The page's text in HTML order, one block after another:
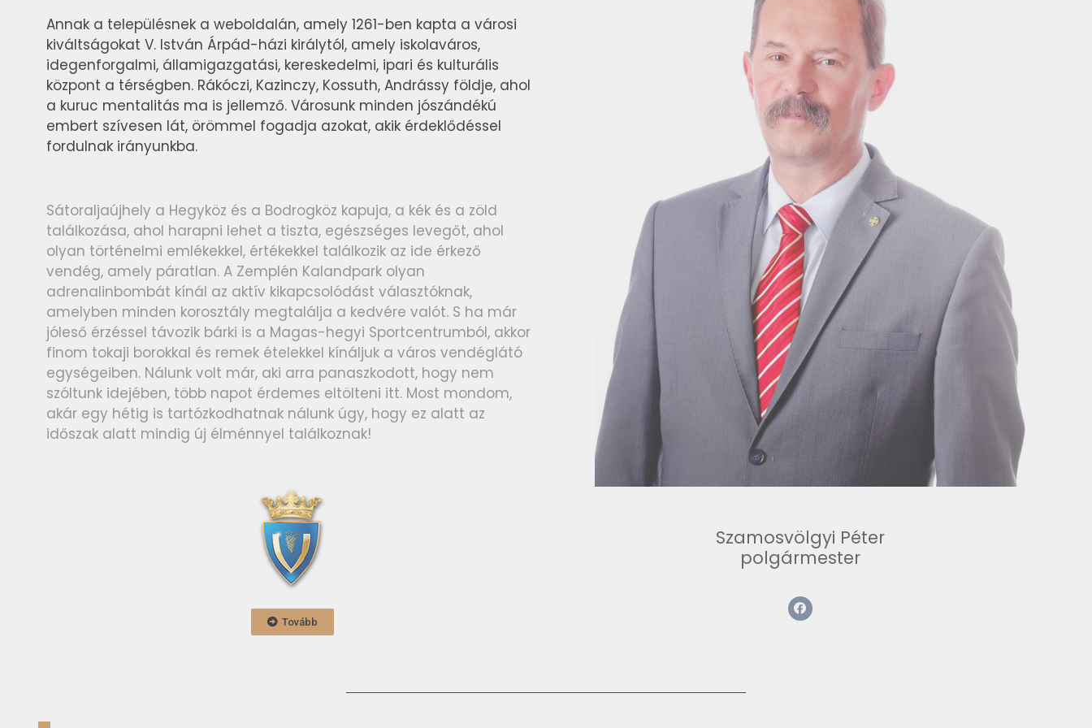
Annak a településnek a weboldalán, amely 1261-ben kapta a városi
kiváltságokat V. István Árpád-házi királytól, amely iskolaváros,
idegenforgalmi, államigazgatási, kereskedelmi, ipari és kulturális
központ a térségben. Rákóczi, Kazinczy, Kossuth, Andrássy földje, ahol
a kuruc mentalitás ma is jellemző. Városunk minden jószándékú
embert szívesen lát, örömmel fogadja azokat, akik érdeklődéssel
fordulnak irányunkba.
Sátoraljaújhely a Hegyköz és a Bodrogköz kapuja, a kék és a zöld
találkozása, ahol harapni lehet a tiszta, egészséges levegőt, ahol
olyan történelmi emlékekkel, értékekkel találkozik az ide érkező
vendég, amely páratlan. A Zemplén Kalandpark olyan
adrenalinbombát kínál az aktív kikapcsolódást választóknak,
amelyben minden korosztály megtalálja a kedvére valót. S ha már
jóleső érzéssel távozik bárki is a Magas-hegyi Sportcentrumból, akkor
finom tokaji borokkal és remek ételekkel kínáljuk a város vendéglátó
egységeiben. Nálunk volt már, aki arra panaszkodott, hogy nem
szóltunk idejében, több napot érdemes eltölteni itt. Most mondom,
akár egy hétig is tartózkodhatnak nálunk úgy, hogy ez alatt az
időszak alatt mindig új élménnyel találkoznak!
Tovább
Szamosvölgyi Péter
polgármester